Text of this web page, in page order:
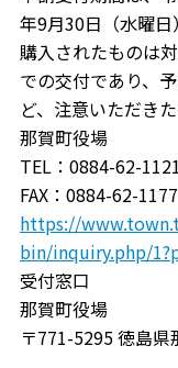
年9月30日（水曜
購入されたものは
での交付であり、
ど、注意いただき
那賀町役場
TEL：0884-62-1121
FAX：0884-62-1177
https://
bin/inquiry.php/
受付窓口
那賀町役場
〒771-5295 徳島